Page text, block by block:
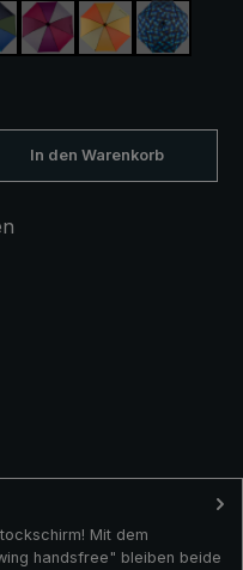
/ grünlila / rot / grauorange / gelb
blau /
Reflektoren
In den Warenkorb
Mit dem
handsfree" bleiben beide